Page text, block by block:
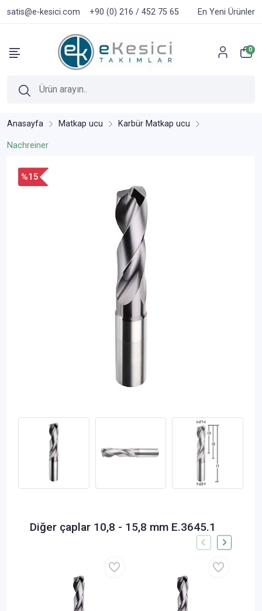
satis@e-kesici.com +90 (0) 216 / 452 75 65 En Yeni Ürünler
0
Anasayfa Matkap ucu Karbür Matkap ucu
Nachreiner
%15
Diğer çaplar 10,8 - 15,8 mm E.3645.1